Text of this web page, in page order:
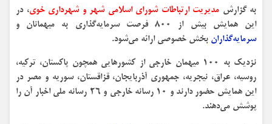
به گزارش مدیریت ارتباطات شورای اسلامی شهر و شهرداری خوی، در
این همایش بیش از ۸۰۰ فرصت سرمایه‌گذاری به میهمانان و
سرمایه‌گذاران بخش خصوصی ارائه می‌شود.
نزدیک به ۱۰۰ میهمان خارجی از کشورهایی همچون پاکستان، ترکیه،
روسیه، عراق، نیجریه، جمهوری آذربایجان، قزاقستان، سوریه و مصر در
این همایش حضور دارند و ۱۰ رسانه خارجی و ۲۶ رسانه ملی اخبار آن را
پوشش می‌دهند.